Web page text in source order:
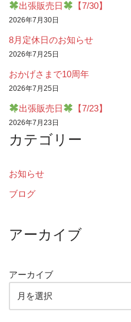
出張販売日 【7/30】
2026年7月30日
8月定休日のお知らせ
2026年7月25日
おかげさまで10周年
2026年7月25日
出張販売日 【7/23】
2026年7月23日
カテゴリー
お知らせ
ブログ
アーカイブ
アーカイブ